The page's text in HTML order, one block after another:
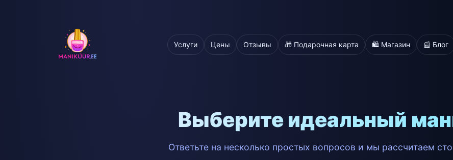
Услуги Цены Отзывы 🎁 Подарочная карта 🛍️ Магазин 📰 Блог
Выберите идеальный
Ответьте на несколько простых вопросов и мы рассчитаем